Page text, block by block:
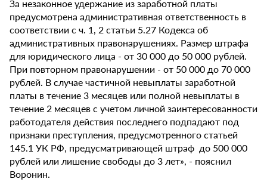
За незаконное удержание из заработной платы
предусмотрена административная ответственность в
соответствии с ч. 1, 2 статьи 5.27 Кодекса об
административных правонарушениях. Размер штрафа
для юридического лица - от 30 000 до 50 000 рублей.
При повторном правонарушении - от 50 000 до 70 000
рублей. В случае частичной невыплаты заработной
платы в течение 3 месяцев или полной невыплаты в
течение 2 месяцев с учетом личной заинтересованности
работодателя действия последнего подпадают под
признаки преступления, предусмотренного статьей
145.1 УК РФ, предусматривающей штраф до 500 000
рублей или лишение свободы до 3 лет», - пояснил
Воронин.